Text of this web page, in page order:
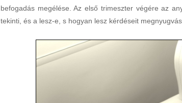
befogadás megélése. Az első trimeszter végére az
tekinti, és a lesz-e, s hogyan lesz kérdéseit